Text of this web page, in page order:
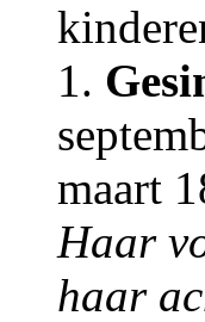
1.
maart
Haar
haar